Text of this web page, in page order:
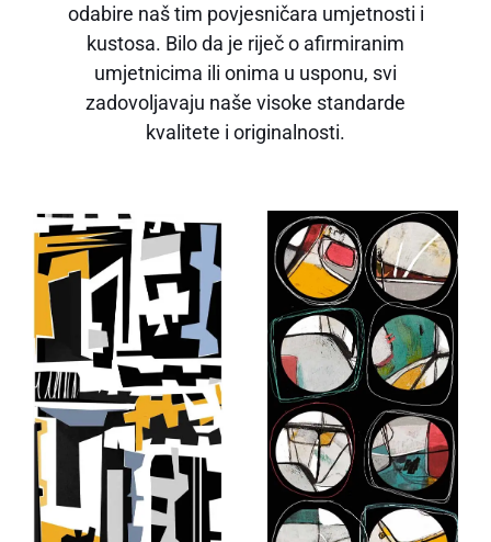
odabire naš tim povjesničara umjetnosti i
kustosa. Bilo da je riječ o afirmiranim
umjetnicima ili onima u usponu, svi
zadovoljavaju naše visoke standarde
kvalitete i originalnosti.